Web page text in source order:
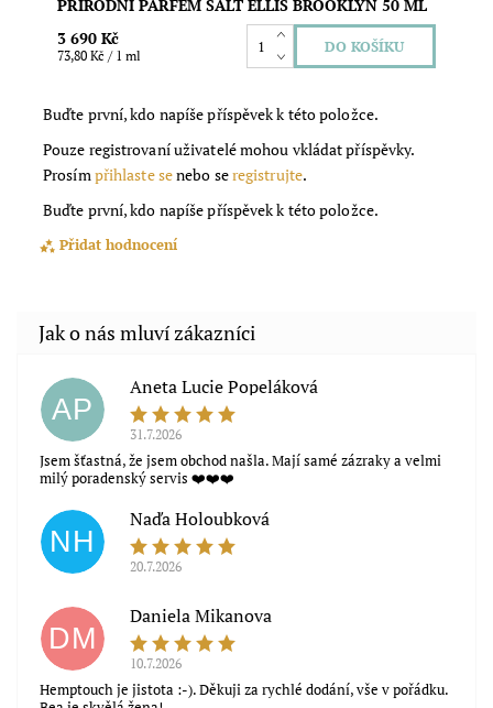
PŘÍRODNÍ PARFÉM SALT ELLIS BROOKLYN 50 ML
3 690 Kč
73,80 Kč / 1 ml
Buďte první, kdo napíše příspěvek k této položce.
Pouze registrovaní uživatelé mohou vkládat příspěvky.
Prosím přihlaste senebo seregistrujte.
Buďte první, kdo napíše příspěvek k této položce.
Přidat hodnocení
AP
Aneta Lucie Popeláková
31.7.2026
Jsem šťastná, že jsem obchod našla. Mají samé zázraky a velmi
milý poradenský servis ❤️❤️❤️
NH
Naďa Holoubková
20.7.2026
DM
Daniela Mikanova
10.7.2026
Hemptouch je jistota :-). Děkuji za rychlé dodání, vše v pořádku.